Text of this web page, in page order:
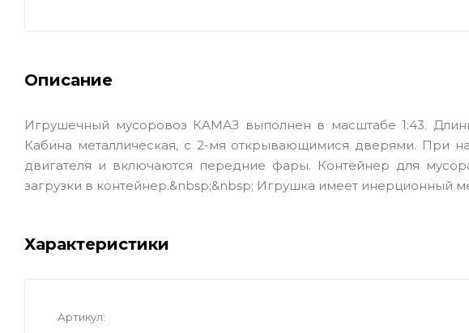
Описание
Игрушечный мусоровоз КАМАЗ выполнен в масштабе 1:43.
Кабина металлическая, с 2-мя открывающимися дверями. При
двигателя и включаются передние фары. Контейнер для
загрузки в контейнер.&nbsp;&nbsp; Игрушка имеет инерционный
Характеристики
Артикул